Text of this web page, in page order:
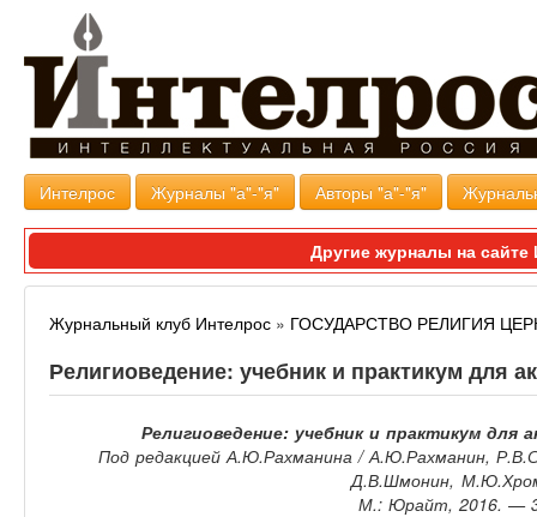
Интелрос Журналы "а"-"я" Авторы "а"-"я"
Другие журналы на
Журнальный клуб Интелрос » ГОСУДАРСТВО РЕЛИГИЯ
Религиоведение: учебник и практикум для
Религиоведение: учебник и практикум для
Под редакцией А.Ю.Рахманина / А.Ю.Рахманин,
Д.В.Шмонин,
М.: Юрайт, 2016. —